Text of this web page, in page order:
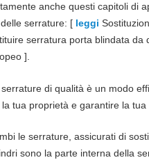
anche questi capitoli di
serrature: [ leggi
serratura porta blindata da
].
di qualità è un modo
tua proprietà e garantire la tua
le serrature, assicurati di
sono la parte interna della